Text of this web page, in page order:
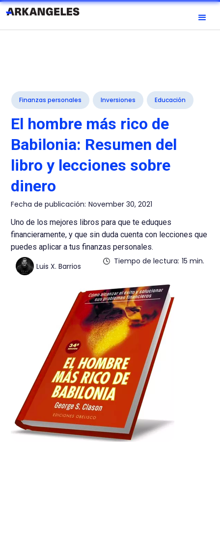
Finanzas personales Inversiones Educación
El hombre más rico de
Babilonia: Resumen del
libro y lecciones sobre
dinero
Fecha de publicación: November 30, 2021
Uno de los mejores libros para que te eduques
financieramente, y que sin duda cuenta con lecciones que
puedes aplicar a tus finanzas personales.
Luis X. Barrios
Tiempo de lectura: 15 min.